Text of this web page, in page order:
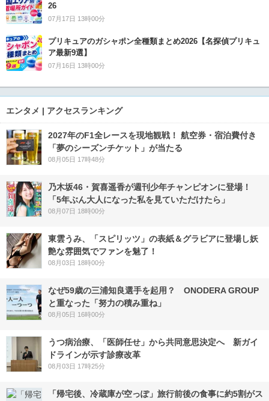
26
07月17日 13時00分
プリキュアのガシャポン全種類まとめ2026【名探偵プリキュ
ア最新9選】
07月16日 13時00分
エンタメ | アクセスランキング
2027年のF1全レースを現地観戦！ 航空券・宿泊費付き
「夢のシーズンチケット」が当たる
08月05日 17時48分
乃木坂46・賀喜遥香が週刊少年チャンピオンに登場！
「5年ぶん大人になった私を見ていただけたら」
08月07日 18時00分
東雲うみ、「スピリッツ」の表紙＆グラビアに登場し妖
艶な雰囲気でファンを魅了！
08月03日 18時00分
なぜ59歳の三浦知良選手を起用？ ONODERA GROUP
と重なった「努力の積み重ね」
08月05日 16時00分
うつ病治療、「医師任せ」から共同意思決定へ 新ガイ
ドラインが示す診療改革
08月03日 17時25分
「帰宅後、冷蔵庫が空っぽ」旅行前後の食事に約5割がス